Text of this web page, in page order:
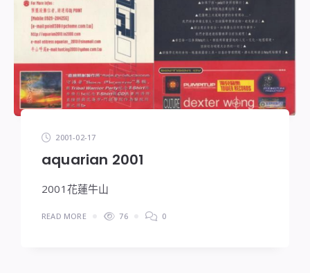
2001-02-17
aquarian 2001
2001花蓮牛山
READ MORE 76 0